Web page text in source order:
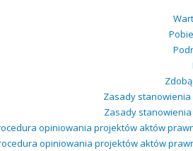
Zasady
Zasady
opiniowania projektów aktów
opiniowania projektów aktów